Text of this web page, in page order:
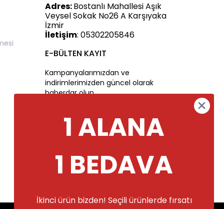
Alışveriş deneyiminizi iyileştirmek için
Adres:Bostanlı Mahallesi Aşık
Veysel Sokak No26 A Karşıyaka
İzmir
İletişim: 05302205846
E-BÜLTEN KAYIT
Kampanyalarımızdan ve
indirimlerimizden güncel olarak
haberdar olun.
1 ALANA
1 BEDAVA
İkinci ürün bizden! Seçili ürünlerde fırsatı